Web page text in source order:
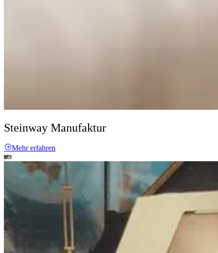
Steinway Manufaktur
Mehr erfahren